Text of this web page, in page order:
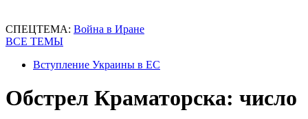
СПЕЦТЕМА: Война в Иране
ВСЕ ТЕМЫ
Вступление Украины в ЕС
Обстрел Краматорска: число